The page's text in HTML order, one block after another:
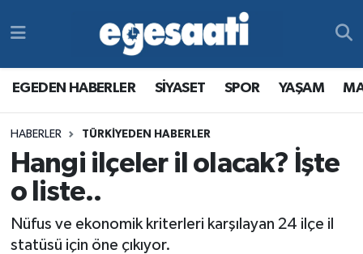
EGEDEN HABERLER SİYASET SPOR YAŞAM
HABERLER TÜRKİYEDEN HABERLER
Hangi ilçeler il olacak? İşte
o liste..
Nüfus ve ekonomik kriterleri karşılayan 24 ilçe il
statüsü için öne çıkıyor.
MAGAZİN
RESMİ REKLAMLAR
YAŞAM
MAGAZİN
Tüm Manşetler
Son Dakika Haberleri